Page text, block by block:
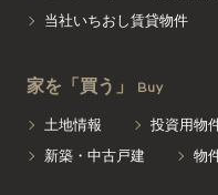
当社いちおし賃貸物件
家を「買う」 Buy
土地情報 投資用物
新築・中古戸建
物